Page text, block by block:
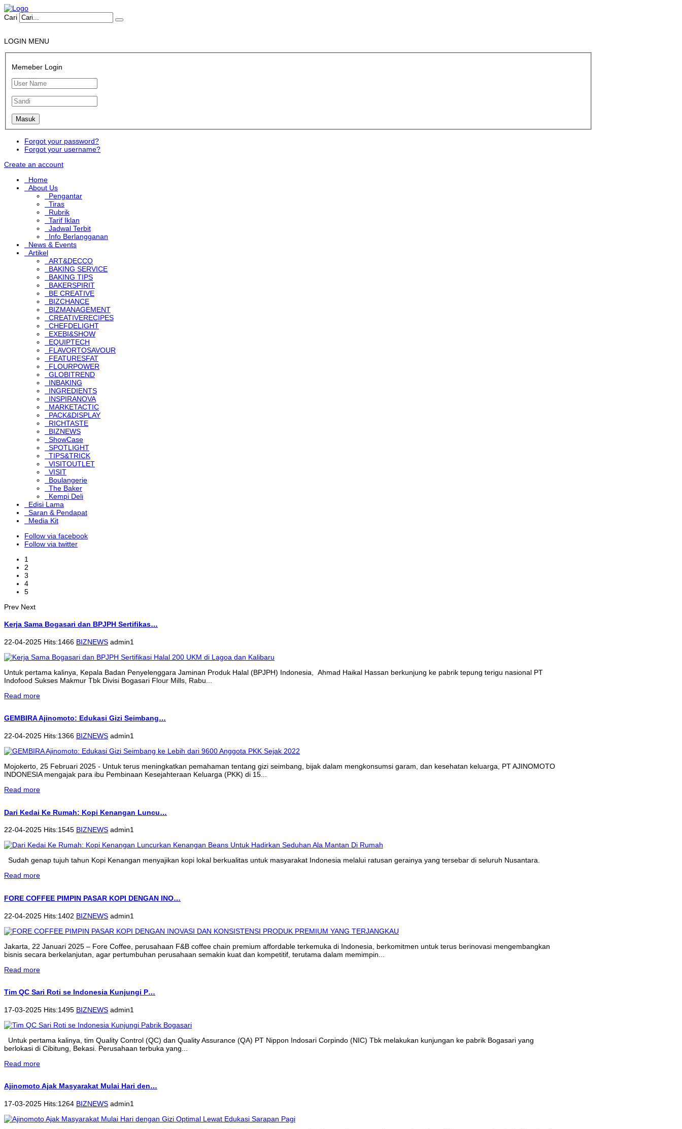
Cari
LOGIN MENU
Memeber Login
Forgot your password?
Forgot your username?
Create an account
Home
About Us
Pengantar
Tiras
Rubrik
Tarif Iklan
Jadwal Terbit
Info Berlangganan
News & Events
Artikel
ART&DECCO
BAKING SERVICE
BAKING TIPS
BAKERSPIRIT
BE CREATIVE
BIZCHANCE
BIZMANAGEMENT
CREATIVERECIPES
CHEFDELIGHT
EXEBI&SHOW
EQUIPTECH
FLAVORTOSAVOUR
FEATURESFAT
FLOURPOWER
GLOBITREND
INBAKING
INGREDIENTS
INSPIRANOVA
MARKETACTIC
PACK&DISPLAY
RICHTASTE
BIZNEWS
ShowCase
SPOTLIGHT
TIPS&TRICK
VISITOUTLET
VISIT
Boulangerie
The Baker
Kempi Deli
Edisi Lama
Saran & Pendapat
Media Kit
Follow via facebook
Follow via twitter
1
2
3
4
5
Prev Next
Kerja Sama Bogasari dan BPJPH Sertifikas…
22-04-2025 Hits:1466 BIZNEWS admin1
Untuk pertama kalinya, Kepala Badan Penyelenggara Jaminan Produk Halal (BPJPH) Indonesia, Ahmad Haikal Hassan berkunjung ke pabrik tepung terigu nasional PT
Indofood Sukses Makmur Tbk Divisi Bogasari Flour Mills, Rabu...
Read more
GEMBIRA Ajinomoto: Edukasi Gizi Seimbang…
22-04-2025 Hits:1366 BIZNEWS admin1
Mojokerto, 25 Februari 2025 - Untuk terus meningkatkan pemahaman tentang gizi seimbang, bijak dalam mengkonsumsi garam, dan kesehatan keluarga, PT AJINOMOTO
INDONESIA mengajak para ibu Pembinaan Kesejahteraan Keluarga (PKK) di 15...
Read more
Dari Kedai Ke Rumah: Kopi Kenangan Luncu…
22-04-2025 Hits:1545 BIZNEWS admin1
Sudah genap tujuh tahun Kopi Kenangan menyajikan kopi lokal berkualitas untuk masyarakat Indonesia melalui ratusan gerainya yang tersebar di seluruh Nusantara.
Read more
FORE COFFEE PIMPIN PASAR KOPI DENGAN INO…
22-04-2025 Hits:1402 BIZNEWS admin1
Jakarta, 22 Januari 2025 – Fore Coffee, perusahaan F&B coffee chain premium affordable terkemuka di Indonesia, berkomitmen untuk terus berinovasi mengembangkan
bisnis secara berkelanjutan, agar pertumbuhan perusahaan semakin kuat dan kompetitif, terutama dalam memimpin...
Read more
Tim QC Sari Roti se Indonesia Kunjungi P…
17-03-2025 Hits:1495 BIZNEWS admin1
Untuk pertama kalinya, tim Quality Control (QC) dan Quality Assurance (QA) PT Nippon Indosari Corpindo (NIC) Tbk melakukan kunjungan ke pabrik Bogasari yang
berlokasi di Cibitung, Bekasi. Perusahaan terbuka yang...
Read more
Ajinomoto Ajak Masyarakat Mulai Hari den…
17-03-2025 Hits:1264 BIZNEWS admin1